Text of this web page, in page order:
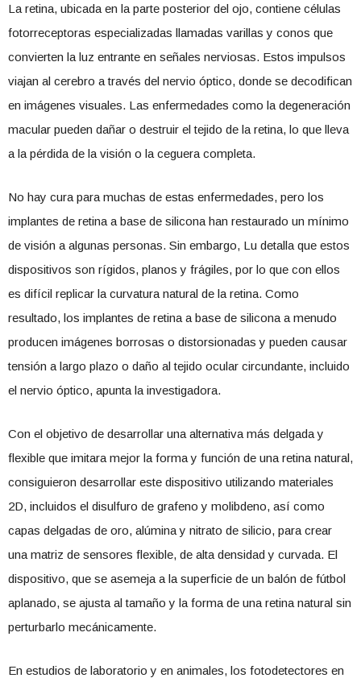
La retina, ubicada en la parte posterior del ojo, contiene células
fotorreceptoras especializadas llamadas varillas y conos que
convierten la luz entrante en señales nerviosas. Estos impulsos
viajan al cerebro a través del nervio óptico, donde se decodifican
en imágenes visuales. Las enfermedades como la degeneración
macular pueden dañar o destruir el tejido de la retina, lo que lleva
a la pérdida de la visión o la ceguera completa.
No hay cura para muchas de estas enfermedades, pero los
implantes de retina a base de silicona han restaurado un mínimo
de visión a algunas personas. Sin embargo, Lu detalla que estos
dispositivos son rígidos, planos y frágiles, por lo que con ellos
es difícil replicar la curvatura natural de la retina. Como
resultado, los implantes de retina a base de silicona a menudo
producen imágenes borrosas o distorsionadas y pueden causar
tensión a largo plazo o daño al tejido ocular circundante, incluido
el nervio óptico, apunta la investigadora.
Con el objetivo de desarrollar una alternativa más delgada y
flexible que imitara mejor la forma y función de una retina natural,
consiguieron desarrollar este dispositivo utilizando materiales
2D, incluidos el disulfuro de grafeno y molibdeno, así como
capas delgadas de oro, alúmina y nitrato de silicio, para crear
una matriz de sensores flexible, de alta densidad y curvada. El
dispositivo, que se asemeja a la superficie de un balón de fútbol
aplanado, se ajusta al tamaño y la forma de una retina natural sin
perturbarlo mecánicamente.
En estudios de laboratorio y en animales, los fotodetectores en